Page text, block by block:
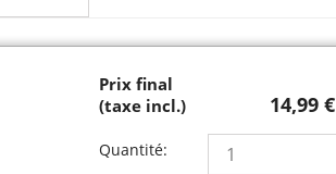
Prix final
(taxe incl.)
14,99 €
Quantité: